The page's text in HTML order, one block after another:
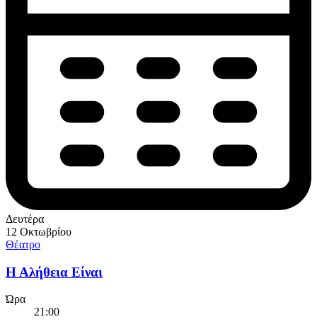
Δευτέρα
12 Οκτωβρίου
Θέατρο
Η Αλήθεια Είναι
Ώρα
21:00